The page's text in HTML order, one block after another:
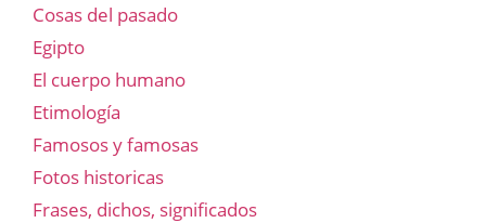
Cosas del pasado
Egipto
El cuerpo humano
Etimología
Famosos y famosas
Fotos historicas
Frases, dichos, significados